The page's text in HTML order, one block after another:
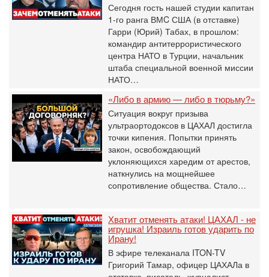
Сегодня гость нашей студии капитан
1-го ранга ВМC США (в отставке)
Гарри (Юрий) Табах, в прошлом:
командир антитеррористического
центра НАТО в Турции, начальник
штаба специальной военной миссии
НАТО…
«Либо в армию — либо в тюрьму?»
Ситуация вокруг призыва
ультраортодоксов в ЦАХАЛ достигла
точки кипения. Попытки принять
закон, освобождающий
уклоняющихся харедим от арестов,
наткнулись на мощнейшее
сопротивление общества. Стало…
Хватит отменять атаки! ЦАХАЛ - не
игрушка! Израиль готов ударить по
Ирану!
В эфире телеканала ITON-TV
Григорий Тамар, офицер ЦАХАЛа в